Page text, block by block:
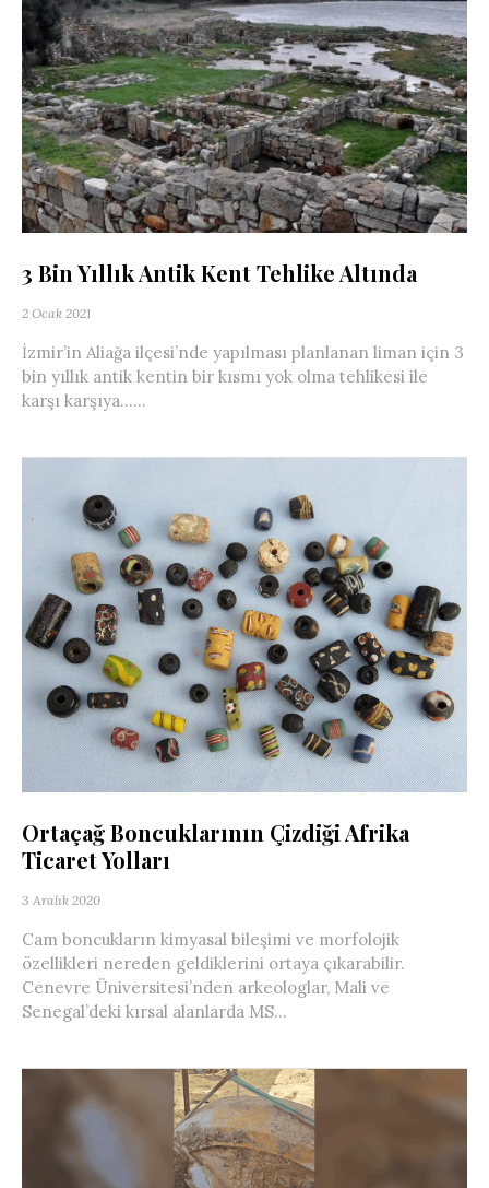
3 Bin Yıllık Antik Kent Tehlike Altında
2 Ocak 2021
İzmir’in Aliağa ilçesi’nde yapılması planlanan liman için 3
bin yıllık antik kentin bir kısmı yok olma tehlikesi ile
karşı karşıya…...
Ortaçağ Boncuklarının Çizdiği Afrika
Ticaret Yolları
3 Aralık 2020
Cam boncukların kimyasal bileşimi ve morfolojik
özellikleri nereden geldiklerini ortaya çıkarabilir.
Cenevre Üniversitesi’nden arkeologlar, Mali ve
Senegal’deki kırsal alanlarda MS...